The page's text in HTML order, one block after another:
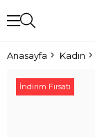
Anasayfa Kadın
İndirim Fırsatı